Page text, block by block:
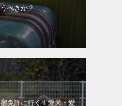
べきか？
免許に行く！愛犬・愛